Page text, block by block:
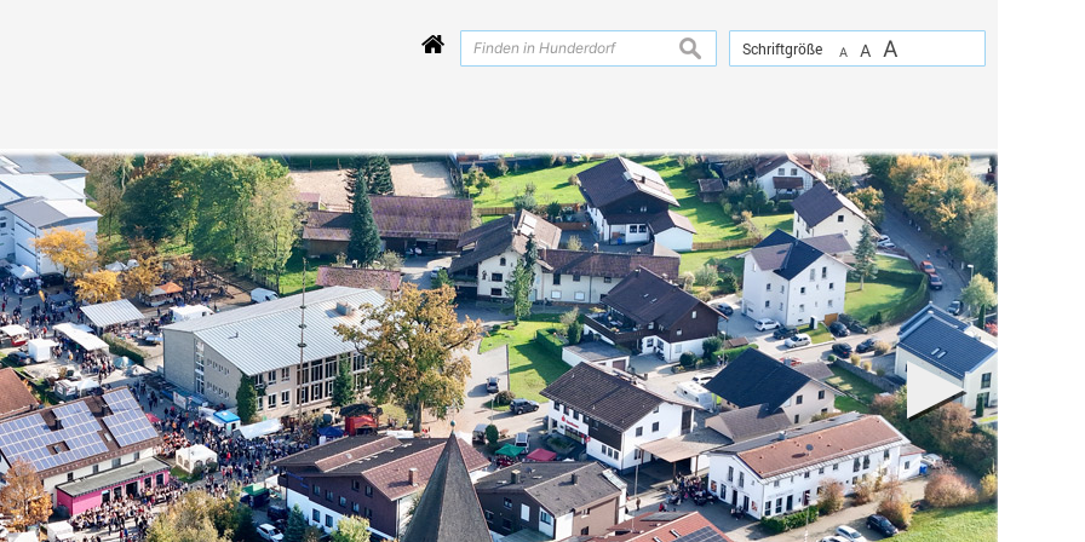
Schriftgröße A A A
suchen